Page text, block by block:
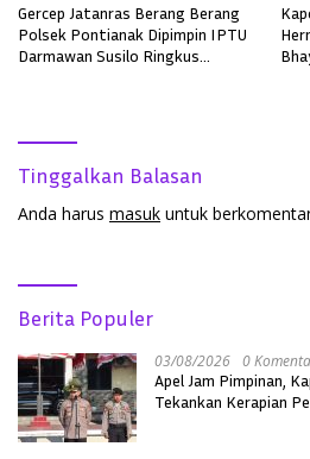
Gercep Jatanras Berang Berang
Polsek Pontianak Dipimpin IPTU
Darmawan Susilo Ringkus
Tinggalkan Balasan
Anda harus masuk untuk
Berita Populer
03/08/2026 0
Apel Jam Pimpinan,
Tekankan Kerapian